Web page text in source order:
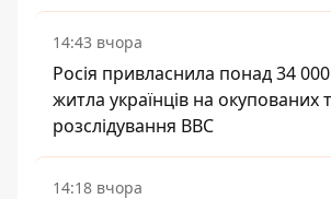
14:43 вчора
Росія привласнила понад 34 000
житла українців на окупованих
розслідування BBC
14:18 вчора